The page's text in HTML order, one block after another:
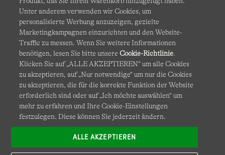
AGB Datenschutz & Sicherheit
Cookies Ich möchte auswählen Barrierefreiheit
Site Map Internationale Websites
Diese Website ist durch reCAPTCHA geschützt. Es gelten die
Datenschutzerklärung undNutzungsbedingungenvon
Google.
Unter anderem verwenden wir Cookies, um
personalisierte Werbung anzuzeigen, gezielte
Marketingkampagnen einzurichten und den Website-
Traffic zu messen. Wenn Sie weitere Informationen
benötigen, lesen Sie bitte unsereCookie-Richtlinie.
Klicken Sie auf „ALLE AKZEPTIEREN“ um alle Cookies
zu akzeptieren, auf „Nur notwendige“ um nur die Cookies
zu akzeptieren, die für die korrekte Funktion der Website
erforderlich sind oder auf „Ich möchte auswählen“ um
mehr zu erfahren und Ihre Cookie-Einstellungen
festzulegen. Diese können Sie jederzeit ändern.
ALLE AKZEPTIEREN